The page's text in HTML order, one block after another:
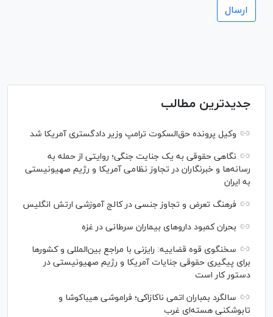
جدیدترین مطالب
وکیل پرونده حق‌السکوت ترامپ وزیر دادگستری آمریکا شد
نگاهی حقوقی به یک جنایت جنگی؛ روایتی از حمله به
رسانه‌ها و خبرنگاران در تجاوز نظامی آمریکا و رژیم صهیونیستی
به ایران
فرهنگ تعرض و تجاوز جنسی در کالج آموزشی ارتش انگلیس
بحران کمبود دارو‌های بیماران سرطانی در غزه
سخنگوی قوه قضاییه: رایزنی‌ با مراجع بین‌المللی و کشور‌ها
برای پیگیری حقوقی جنایات آمریکا و رژیم صهیونیستی در
دستور کار است
سالگرد بمباران اتمی ناکازاکی؛ فراموشی هیباکوشا و
تابوشکنی هسته‌ای غرب